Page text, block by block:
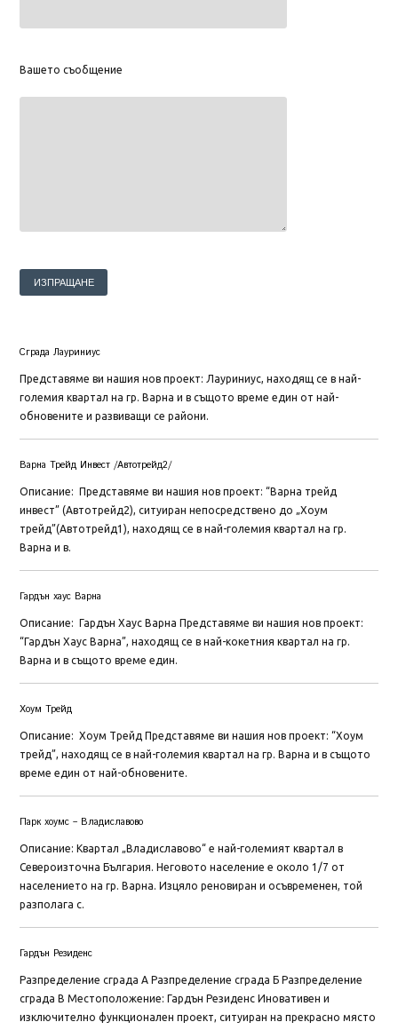
Вашето съобщение
Сграда Лауриниус
Представяме ви нашия нов проект: Лауриниус, находящ се в най-
големия квартал на гр. Варна и в същото време един от най-
обновените и развиващи се райони.
Варна Трейд Инвест /Автотрейд2/
Описание: Представяме ви нашия нов проект: “Варна трейд
инвест” (Автотрейд2), ситуиран непосредствено до „Хоум
трейд”(Автотрейд1), находящ се в най-големия квартал на гр.
Варна и в.
Гардън хаус Варна
Описание: Гардън Хаус Варна Представяме ви нашия нов проект:
“Гардън Хаус Варна”, находящ се в най-кокетния квартал на гр.
Варна и в същото време един.
Хоум Трейд
Описание: Хоум Трейд Представяме ви нашия нов проект: “Хоум
трейд”, находящ се в най-големия квартал на гр. Варна и в същото
време един от най-обновените.
Парк хоумс – Владиславово
Описание: Квартал „Владиславово“ е най-големият квартал в
Североизточна България. Неговото население е около 1/7 от
населението на гр. Варна. Изцяло реновиран и осъвременен, той
разполага с.
Гардън Резиденс
Разпределение сграда А Разпределение сграда Б Разпределение
сграда В Местоположение: Гардън Резиденс Иновативен и
изключително функционален проект, ситуиран на прекрасно място